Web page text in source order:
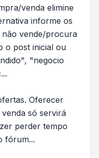
venda elimine
informe os
não vende/procura
o post inicial ou
"negocio
Oferecer
só servirá
perder tempo
fórum...